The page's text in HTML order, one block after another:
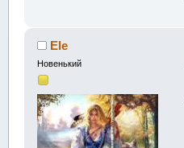
Ele
Новенький